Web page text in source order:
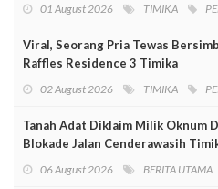
01 August 2026 TIMIKA
Viral, Seorang Pria Tewas
Raffles Residence 3 Timika
02 August 2026 TIMIKA
Tanah Adat Diklaim Milik Oknum
Blokade Jalan Cenderawasih
06 August 2026 BERITA UTAMA